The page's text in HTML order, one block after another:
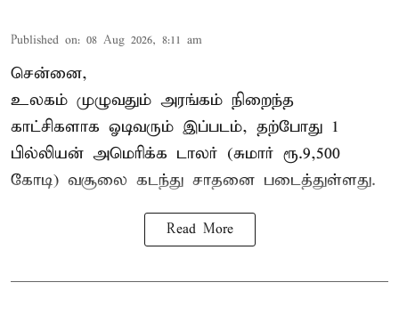
Published on: 08 Aug 2026, 8:11 am
சென்னை,
உலகம் முழுவதும் அரங்கம் நிறைந்த
காட்சிகளாக ஓடிவரும் இப்படம், தற்போது 1
பில்லியன் அமெரிக்க டாலர் (சுமார் ரூ.9,500
கோடி) வசூலை கடந்து சாதனை படைத்துள்ளது.
Read More